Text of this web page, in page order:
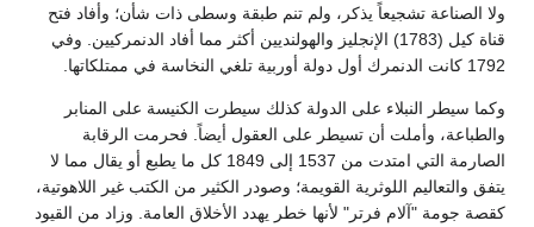
ولا الصناعة تشجيعاً يذكر، ولم تنم طبقة وسطى ذات شأن؛ وأفاد فتح
قناة كيل (1783) الإنجليز والهولنديين أكثر مما أفاد الدنمركيين. وفي
1792 كانت الدنمرك أول دولة أوربية تلغي النخاسة في ممتلكاتها.
وكما سيطر النبلاء على الدولة كذلك سيطرت الكنيسة على المنابر
والطباعة، وأملت أن تسيطر على العقول أيضاً. فحرمت الرقابة
الصارمة التي امتدت من 1537 إلى 1849 كل ما يطبع أو يقال مما لا
يتفق والتعاليم اللوثرية القويمة؛ وصودر الكثير من الكتب غير اللاهوتية،
كقصة جومة "آلام فرتر" لأنها خطر يهدد الأخلاق العامة. وزاد من القيود